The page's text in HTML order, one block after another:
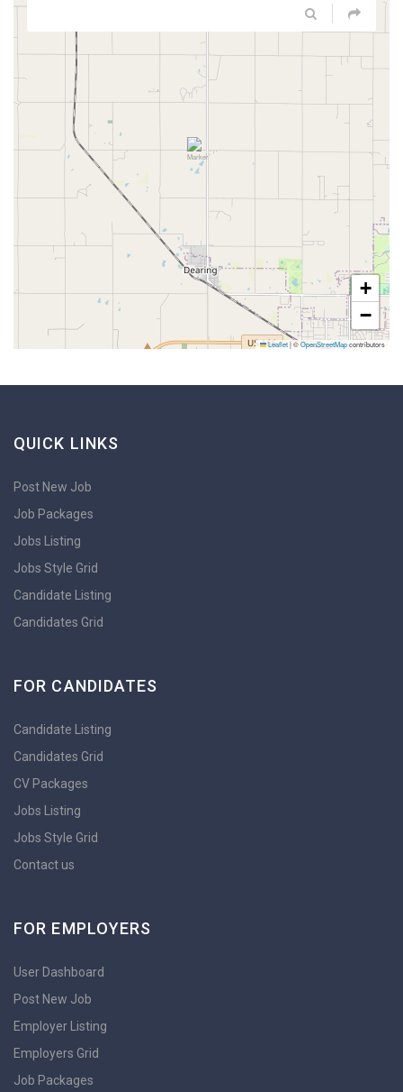
+
−
Leaflet|©OpenStreetMapcontributors
QUICK LINKS
Post New Job
Job Packages
Jobs Listing
Jobs Style Grid
Candidate Listing
Candidates Grid
FOR CANDIDATES
Candidate Listing
Candidates Grid
CV Packages
Jobs Listing
Jobs Style Grid
Contact us
FOR EMPLOYERS
User Dashboard
Post New Job
Employer Listing
Employers Grid
Job Packages